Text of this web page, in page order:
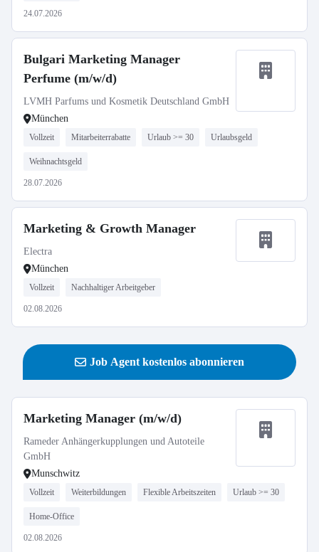
24.07.2026
Bulgari Marketing Manager
Perfume (m/w/d)
LVMH Parfums und Kosmetik Deutschland GmbH
München
Vollzeit Mitarbeiterrabatte Urlaub >= 30 Urlaubsgeld
Weihnachtsgeld
28.07.2026
Marketing & Growth Manager
Electra
München
Vollzeit Nachhaltiger Arbeitgeber
02.08.2026
Job Agent kostenlos abonnieren
Marketing Manager (m/w/d)
Rameder Anhängerkupplungen und Autoteile
GmbH
Munschwitz
Vollzeit Weiterbildungen Flexible Arbeitszeiten Urlaub >= 30
Home-Office
02.08.2026